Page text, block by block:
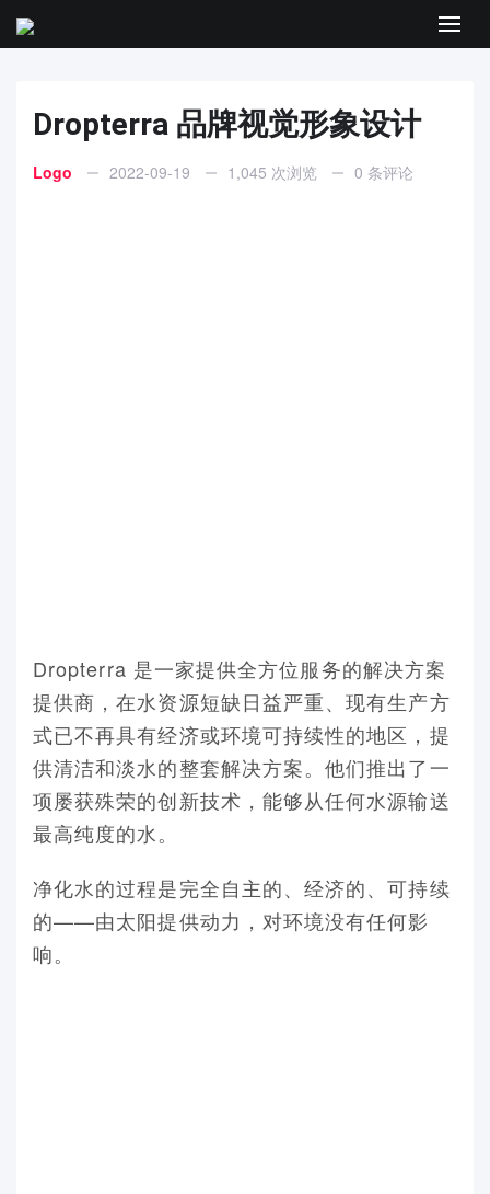
Menu
Dropterra 品牌视觉形象设计
Logo 2022-09-19 1,045 次浏览 0 条评论
Dropterra 是一家提供全方位服务的解决方案
提供商，在水资源短缺日益严重、现有生产方
式已不再具有经济或环境可持续性的地区，提
供清洁和淡水的整套解决方案。他们推出了一
项屡获殊荣的创新技术，能够从任何水源输送
最高纯度的水。
净化水的过程是完全自主的、经济的、可持续
的——由太阳提供动力，对环境没有任何影
响。